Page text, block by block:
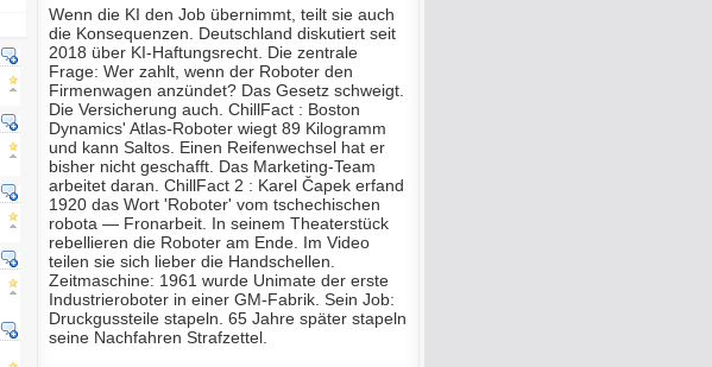
Wenn die KI den Job übernimmt, teilt sie auch
die Konsequenzen. Deutschland diskutiert seit
2018 über KI-Haftungsrecht. Die zentrale
Frage: Wer zahlt, wenn der Roboter den
Firmenwagen anzündet? Das Gesetz schweigt.
Die Versicherung auch. ChillFact : Boston
Dynamics' Atlas-Roboter wiegt 89 Kilogramm
und kann Saltos. Einen Reifenwechsel hat er
bisher nicht geschafft. Das Marketing-Team
arbeitet daran. ChillFact 2 : Karel Čapek erfand
1920 das Wort 'Roboter' vom tschechischen
robota — Fronarbeit. In seinem Theaterstück
rebellieren die Roboter am Ende. Im Video
teilen sie sich lieber die Handschellen.
Zeitmaschine: 1961 wurde Unimate der erste
Industrieroboter in einer GM-Fabrik. Sein Job:
Druckgussteile stapeln. 65 Jahre später stapeln
seine Nachfahren Strafzettel.